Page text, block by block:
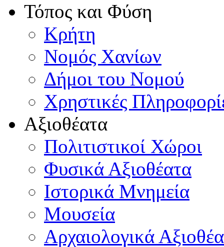
Τόπος και Φύση
Κρήτη
Νομός Χανίων
Δήμοι του Νομού
Χρηστικές
Αξιοθέατα
Πολιτιστικοί Χώροι
Φυσικά Αξιοθέατα
Ιστορικά Μνημεία
Μουσεία
Αρχαιολογικά